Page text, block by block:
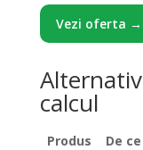
Vezi oferta →
calcul
Produs De ce